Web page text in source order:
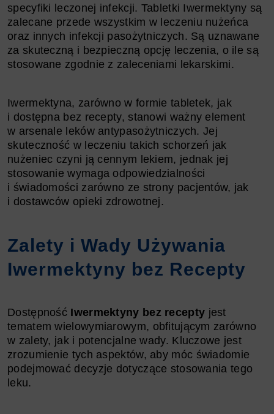
specyfiki leczonej infekcji. Tabletki Iwermektyny są
zalecane przede wszystkim w leczeniu nużeńca
oraz innych infekcji pasożytniczych. Są uznawane
za skuteczną i bezpieczną opcję leczenia, o ile są
stosowane zgodnie z zaleceniami lekarskimi.
Iwermektyna, zarówno w formie tabletek, jak
i dostępna bez recepty, stanowi ważny element
w arsenale leków antypasożytniczych. Jej
skuteczność w leczeniu takich schorzeń jak
nużeniec czyni ją cennym lekiem, jednak jej
stosowanie wymaga odpowiedzialności
i świadomości zarówno ze strony pacjentów, jak
i dostawców opieki zdrowotnej.
Zalety i Wady Używania
Iwermektyny bez Recepty
Dostępność Iwermektyny bez recepty jest
tematem wielowymiarowym, obfitującym zarówno
w zalety, jak i potencjalne wady. Kluczowe jest
zrozumienie tych aspektów, aby móc świadomie
podejmować decyzje dotyczące stosowania tego
leku.